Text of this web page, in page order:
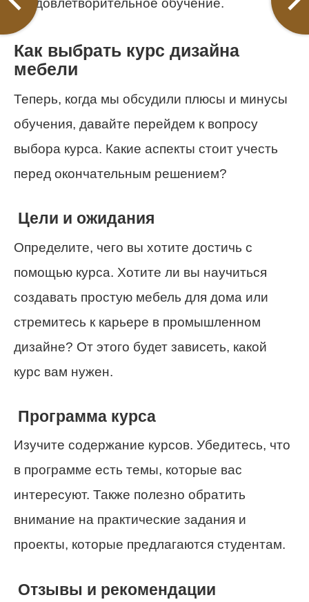
неудовлетворительное обучение.
Как выбрать курс дизайна
мебели
Теперь, когда мы обсудили плюсы и минусы
обучения, давайте перейдем к вопросу
выбора курса. Какие аспекты стоит учесть
перед окончательным решением?
Цели и ожидания
Определите, чего вы хотите достичь с
помощью курса. Хотите ли вы научиться
создавать простую мебель для дома или
стремитесь к карьере в промышленном
дизайне? От этого будет зависеть, какой
курс вам нужен.
Программа курса
Изучите содержание курсов. Убедитесь, что
в программе есть темы, которые вас
интересуют. Также полезно обратить
внимание на практические задания и
проекты, которые предлагаются студентам.
Отзывы и рекомендации